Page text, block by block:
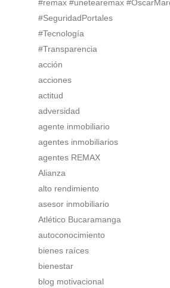
#remax #unetearemax
#SeguridadPortales
#Tecnología
#Transparencia
acción
acciones
actitud
adversidad
agente inmobiliario
agentes inmobiliarios
agentes REMAX
Alianza
alto rendimiento
asesor inmobiliario
Atlético Bucaramanga
autoconocimiento
bienes raíces
bienestar
blog motivacional